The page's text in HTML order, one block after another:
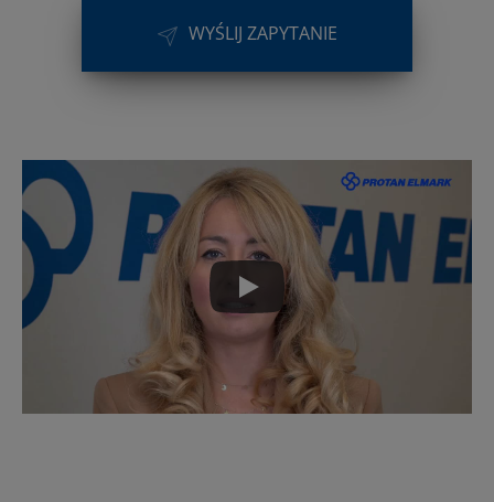
WYŚLIJ ZAPYTANIE